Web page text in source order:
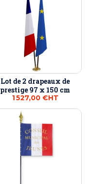
Lot de 2 drapeaux de
prestige 97 x 150 cm
1 527,00 €HT